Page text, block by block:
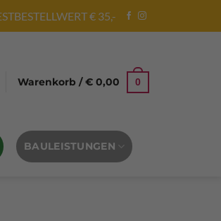
€ 35,-
Warenkorb /€ 0,00 0
BAULEISTUNGEN